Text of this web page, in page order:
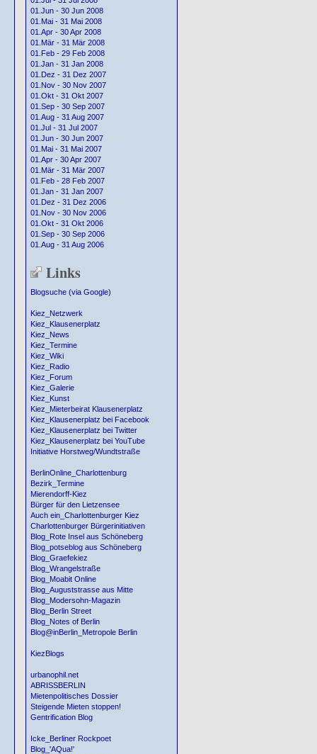
01.Jun - 30 Jun 2008
01.Mai - 31 Mai 2008
01.Apr - 30 Apr 2008
01.Mär - 31 Mär 2008
01.Feb - 29 Feb 2008
01.Jan - 31 Jan 2008
01.Dez - 31 Dez 2007
01.Nov - 30 Nov 2007
01.Okt - 31 Okt 2007
01.Sep - 30 Sep 2007
01.Aug - 31 Aug 2007
01.Jul - 31 Jul 2007
01.Jun - 30 Jun 2007
01.Mai - 31 Mai 2007
01.Apr - 30 Apr 2007
01.Mär - 31 Mär 2007
01.Feb - 28 Feb 2007
01.Jan - 31 Jan 2007
01.Dez - 31 Dez 2006
01.Nov - 30 Nov 2006
01.Okt - 31 Okt 2006
01.Sep - 30 Sep 2006
01.Aug - 31 Aug 2006
Links
Blogsuche (via Google)
Kiez_Netzwerk
Kiez_Klausenerplatz
Kiez_News
Kiez_Termine
Kiez_Wiki
Kiez_Radio
Kiez_Forum
Kiez_Galerie
Kiez_Kunst
Kiez_Mieterbeirat Klausenerplatz
Kiez_Klausenerplatz bei Facebook
Kiez_Klausenerplatz bei Twitter
Kiez_Klausenerplatz bei YouTube
Initiative Horstweg/Wundtstraße
BerlinOnline_Charlottenburg
Bezirk_Termine
Mierendorff-Kiez
Bürger für den Lietzensee
Auch ein_Charlottenburger Kiez
Charlottenburger Bürgerinitiativen
Blog_Rote Insel aus Schöneberg
Blog_potseblog aus Schöneberg
Blog_Graefekiez
Blog_Wrangelstraße
Blog_Moabit Online
Blog_Auguststrasse aus Mitte
Blog_Modersohn-Magazin
Blog_Berlin Street
Blog_Notes of Berlin
Blog@inBerlin_Metropole Berlin
KiezBlogs
urbanophil.net
ABRISSBERLIN
Mietenpolitisches Dossier
Steigende Mieten stoppen!
Gentrification Blog
Icke_Berliner Rockpoet
Blog_'AQua!'